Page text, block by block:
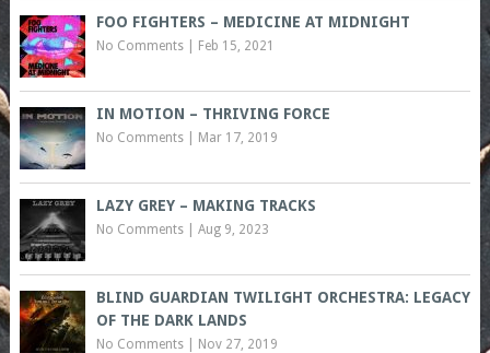
FOO FIGHTERS – MEDICINE AT MIDNIGHT
No Comments| Feb 15, 2021
IN MOTION – THRIVING FORCE
No Comments| Mar 17, 2019
LAZY GREY – MAKING TRACKS
No Comments| Aug 9, 2023
BLIND GUARDIAN TWILIGHT ORCHESTRA: LEGACY
OF THE DARK LANDS
No Comments| Nov 27, 2019